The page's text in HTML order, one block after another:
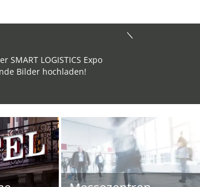
SMART LOGISTICS Expo
Bilder hochladen!